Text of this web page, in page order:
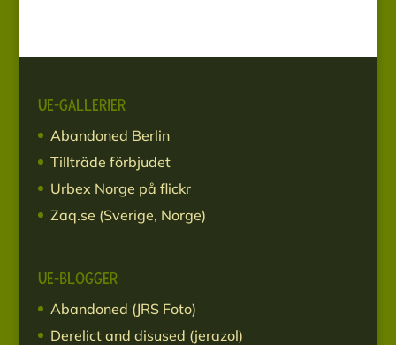
UE-GALLERIER
Abandoned Berlin
Tillträde förbjudet
Urbex Norge på flickr
Zaq.se (Sverige, Norge)
UE-BLOGGER
Abandoned (JRS Foto)
Derelict and disused (jerazol)